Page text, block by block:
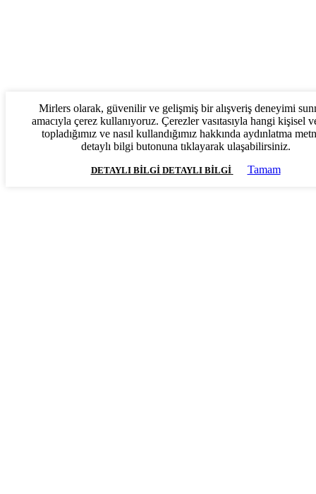
Mirlers olarak, güvenilir ve gelişmiş bir alışveriş deneyimi
amacıyla çerez kullanıyoruz. Çerezler vasıtasıyla hangi kişisel
topladığımız ve nasıl kullandığımız hakkında aydınlatma
detaylı bilgi butonuna tıklayarak ulaşabilirsiniz.
DETAYLI BILGI DETAYLI BILGI Tamam